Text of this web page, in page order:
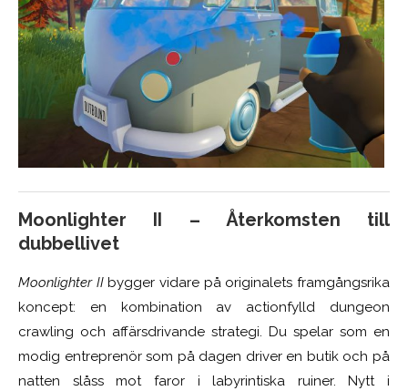
Moonlighter II – Återkomsten till
dubbellivet
Moonlighter IIbygger vidare på originalets framgångsrika
koncept: en kombination av actionfylld dungeon
crawling och affärsdrivande strategi. Du spelar som en
modig entreprenör som på dagen driver en butik och på
natten slåss mot faror i labyrintiska ruiner. Nytt i